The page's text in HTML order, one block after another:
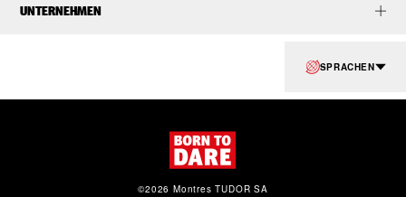
UNTERNEHMEN
SPRACHEN
©2026 Montres TUDOR SA